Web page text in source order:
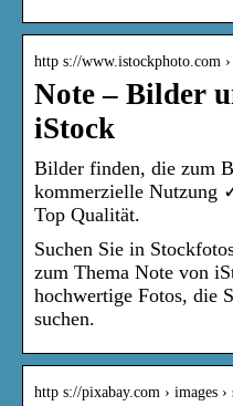
http s://www.istockphoto.com
Note – Bilder
iStock
Bilder finden, die zum
kommerzielle Nutzung
Top Qualität.
Suchen Sie in
zum Thema Note von
hochwertige Fotos, die
suchen.
http s://pixabay.com › images ›